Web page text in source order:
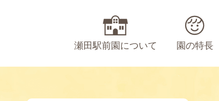
瀬田駅前園について 園の特長